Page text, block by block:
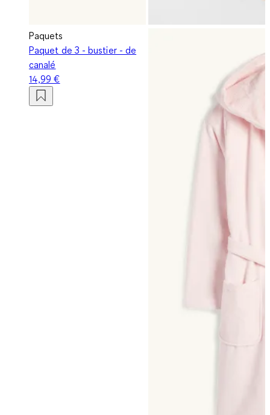
Paquets
Paquet de 3 - bustier - de
canalé
14,99 €